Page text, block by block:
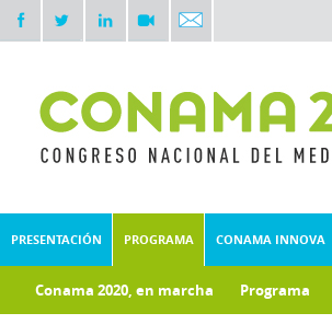
PRESENTACIÓN PROGRAMA CONAMA INNOVA
Conama 2020, en marcha Programa